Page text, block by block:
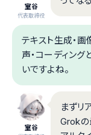
室谷
代表取締役
テキスト生成・画
声・コーディン
いですよね。
室谷
まずリ
Grokの